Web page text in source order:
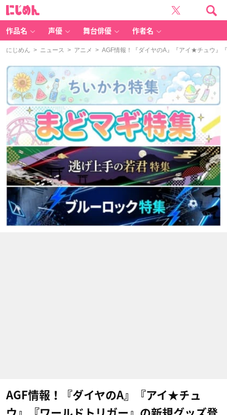
作品名 声優 舞台俳優 作者名
にじめん > ニュース > アニメ > AGF情報！『ダイヤのA』『アイ★チュウ』
AGF情報！『ダイヤのA』『アイ★チュ